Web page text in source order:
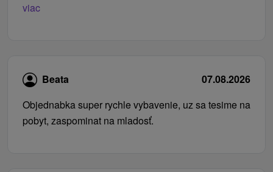
viac
Beata
07.08.2026
Objednabka super rychle vybavenie, uz sa tesime na
pobyt, zaspominat na mladosť.